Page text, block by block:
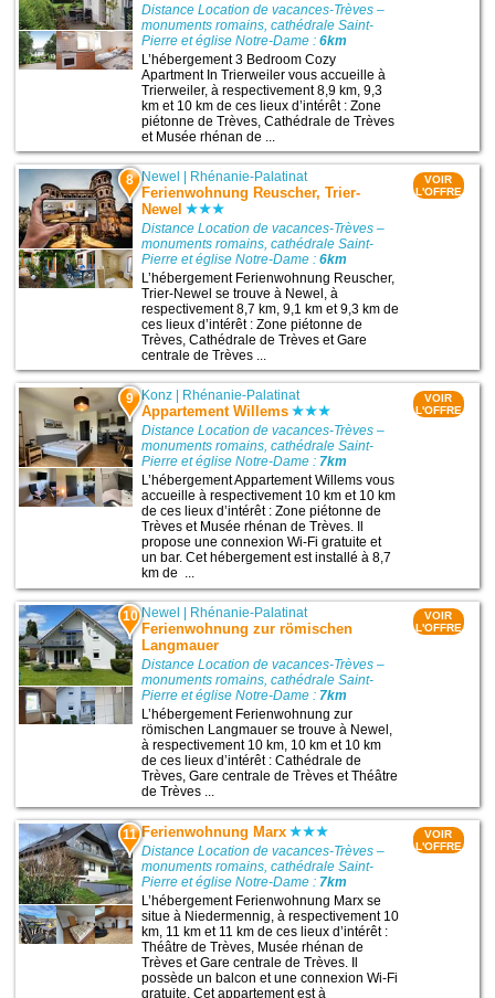
Distance Location de vacances-Trèves –
monuments romains, cathédrale Saint-
Pierre et église Notre-Dame :6km
L’hébergement 3 Bedroom Cozy
Apartment In Trierweiler vous accueille à
Trierweiler, à respectivement 8,9 km, 9,3
km et 10 km de ces lieux d’intérêt : Zone
piétonne de Trèves, Cathédrale de Trèves
et Musée rhénan de ...
8 Newel | Rhénanie-Palatinat
Ferienwohnung Reuscher, Trier-
Newel
Distance Location de vacances-Trèves –
monuments romains, cathédrale Saint-
Pierre et église Notre-Dame :6km
L’hébergement Ferienwohnung Reuscher,
Trier-Newel se trouve à Newel, à
respectivement 8,7 km, 9,1 km et 9,3 km de
ces lieux d’intérêt : Zone piétonne de
Trèves, Cathédrale de Trèves et Gare
centrale de Trèves ...
VOIR
L'OFFRE
9 Konz Rhénanie-Palatinat
Appartement Willems
Distance Location de vacances-Trèves –
monuments romains, cathédrale Saint-
Pierre et église Notre-Dame : 7km
L’hébergement Appartement Willems vous
accueille à respectivement 10 km et 10 km
de ces lieux d’intérêt : Zone piétonne de
Trèves et Musée rhénan de Trèves. Il
propose une connexion Wi-Fi gratuite et
un bar. Cet hébergement est installé à 8,7
km de ...
VOIR
L'OFFRE
10 Newel Rhénanie-Palatinat
Ferienwohnung zur römischen
Langmauer
Distance Location de vacances-Trèves –
monuments romains, cathédrale Saint-
Pierre et église Notre-Dame : 7km
L’hébergement Ferienwohnung zur
römischen Langmauer se trouve à Newel,
à respectivement 10 km, 10 km et 10 km
de ces lieux d’intérêt : Cathédrale de
Trèves, Gare centrale de Trèves et Théâtre
de Trèves ...
VOIR
L'OFFRE
11 Ferienwohnung Marx
Distance Location de vacances-Trèves –
monuments romains, cathédrale Saint-
Pierre et église Notre-Dame : 7km
L’hébergement Ferienwohnung Marx se
situe à Niedermennig, à respectivement 10
km, 11 km et 11 km de ces lieux d’intérêt :
Théâtre de Trèves, Musée rhénan de
Trèves et Gare centrale de Trèves. Il
possède un balcon et une connexion Wi-Fi
gratuite. Cet appartement est à
VOIR
L'OFFRE